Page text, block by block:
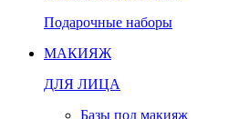
Подарочные наборы
МАКИЯЖ
ДЛЯ ЛИЦА
Базы под макияж